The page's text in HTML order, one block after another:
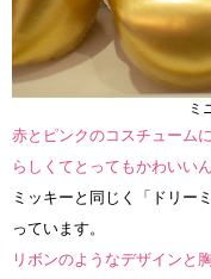
ミ
赤とピンクのコスチューム
らしくてとってもかわいい
ミッキーと同じく「ドリー
っています。
リボンのようなデザインと